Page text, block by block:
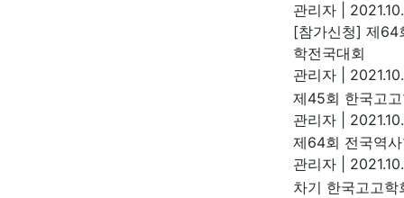
관리자
[참가신청] 제64
학전국대회
관리자
제45회 한국고
관리자
제64회 전국역
관리자
차기 한국고고